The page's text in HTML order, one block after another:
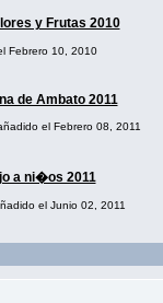
y Frutas 2010
Febrero 10, 2010
de Ambato 2011
el Febrero 08, 2011
a ni�os 2011
el Junio 02, 2011